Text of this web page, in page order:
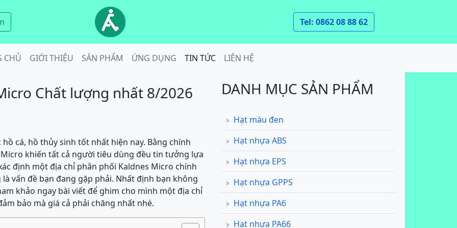
Tel: 0862 08 88 62
CHỦ GIỚI THIỆU SẢN PHẨM ỨNG DỤNG TIN TỨC LIÊN HỆ
Chất lượng nhất 8/2026
cá, hồ thủy sinh tốt nhất hiện nay. Bằng chính
khiến tất cả người tiêu dùng đều tin tưởng lựa
định một địa chỉ phân phối Kaldnes Micro chính
vấn đề bạn đang gặp phải. Nhất định bạn không
khảo ngay bài viết để ghim cho mình một địa chỉ
bảo mà giá cả phải chăng nhất nhé.
DANH MỤC SẢN PHẨM
Hạt màu đen
Hạt nhựa ABS
Hạt nhựa EPS
Hạt nhựa GPPS
Hạt nhựa PA6
Hạt nhựa PA66